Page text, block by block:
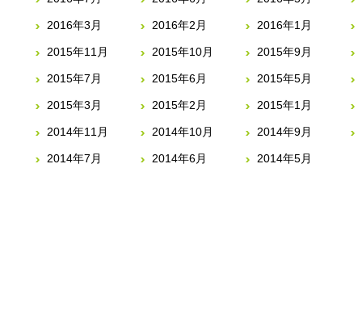
2016年3月 2016年2月 2016年1月
2015年11月 2015年10月 2015年9月
2015年7月 2015年6月 2015年5月
2015年3月 2015年2月 2015年1月
2014年11月 2014年10月 2014年9月
2014年7月 2014年6月 2014年5月